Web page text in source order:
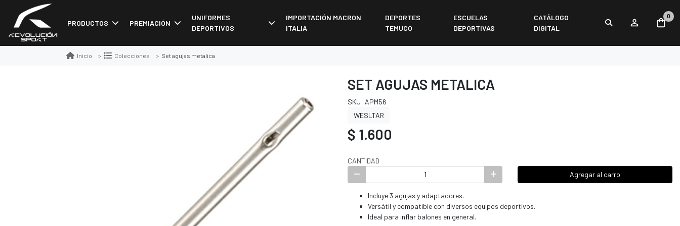
PRODUCTOS PREMIACIÓN
UNIFORMES
DEPORTIVOS
IMPORTACIÓN MACRON
ITALIA
DEPORTES
TEMUCO
ESCUELAS
DEPORTIVAS
CATÁLOGO
DIGITAL
0
Inicio Colecciones Set agujas metalica
SET AGUJAS METALICA
SKU: APM56
WESLTAR
$ 1.600
CANTIDAD
Agregar al carro
Incluye 3 agujas y adaptadores.
Versátil y compatible con diversos equipos deportivos.
Ideal para inflar balones en general.